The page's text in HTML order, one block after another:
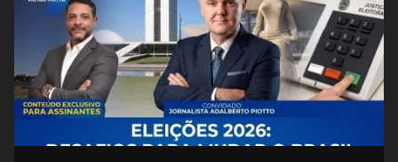
FacebookWhatsappTwitterMessengerTelegramGettr